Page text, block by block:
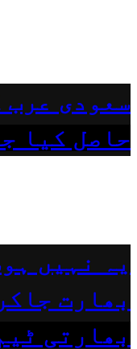
سعودی عرب
حاصل کیا
یہ نہیں
بھارت
بھارتی